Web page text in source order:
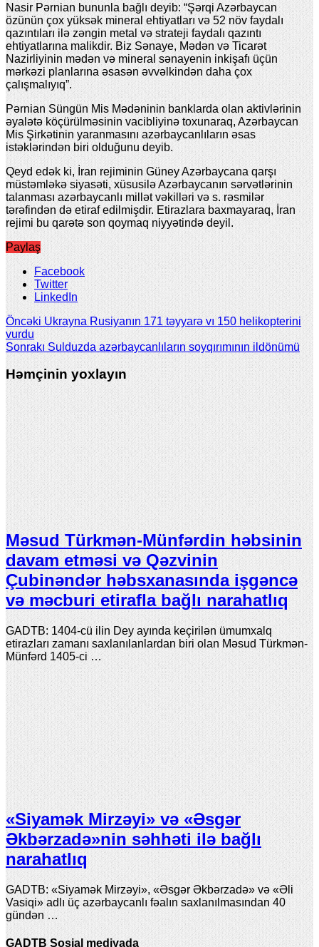
Nasir Pərnian bununla bağlı deyib: “Şərqi Azərbaycan
özünün çox yüksək mineral ehtiyatları və 52 növ faydalı
qazıntıları ilə zəngin metal və strateji faydalı qazıntı
ehtiyatlarına malikdir. Biz Sənaye, Mədən və Ticarət
Nazirliyinin mədən və mineral sənayenin inkişafı üçün
mərkəzi planlarına əsasən əvvəlkindən daha çox
çalışmalıyıq”.
Pərnian Süngün Mis Mədəninin banklarda olan aktivlərinin
əyalətə köçürülməsinin vacibliyinə toxunaraq, Azərbaycan
Mis Şirkətinin yaranmasını azərbaycanlıların əsas
istəklərindən biri olduğunu deyib.
Qeyd edək ki, İran rejiminin Güney Azərbaycana qarşı
müstəmləkə siyasəti, xüsusilə Azərbaycanın sərvətlərinin
talanması azərbaycanlı millət vəkilləri və s. rəsmilər
tərəfindən də etiraf edilmişdir. Etirazlara baxmayaraq, İran
rejimi bu qarətə son qoymaq niyyətində deyil.
Paylaş
Facebook
Twitter
LinkedIn
ÖncəkiUkrayna Rusiyanın 171 təyyarə vı 150 helikopterini
vurdu
Sonrakı Sulduzda azərbaycanlıların soyqırımının ildönümü
Həmçinin yoxlayın
Məsud Türkmən-Münfərdin həbsinin
davam etməsi və Qəzvinin
Çubinəndər həbsxanasında işgəncə
və məcburi etirafla bağlı narahatlıq
GADTB: 1404-cü ilin Dey ayında keçirilən ümumxalq
etirazları zamanı saxlanılanlardan biri olan Məsud Türkmən-
Münfərd 1405-ci …
«Siyamək Mirzəyi» və «Əsgər
Əkbərzadə»nin səhhəti ilə bağlı
narahatlıq
GADTB: «Siyamək Mirzəyi», «Əsgər Əkbərzadə» və «Əli
Vasiqi» adlı üç azərbaycanlı fəalın saxlanılmasından 40
gündən …
GADTB Sosial mediyada